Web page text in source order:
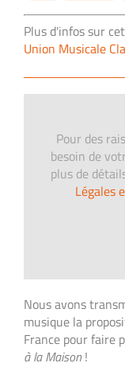
Plus d'infos sur
Union Musicale
Pour des
besoin de
plus de
Légales
Nous avons
musique la
France pour faire
à la Maison!